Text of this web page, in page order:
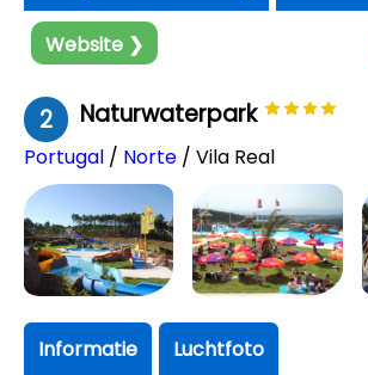
Website ❯
2 Naturwaterpark
Portugal / Norte / Vila Real
Informatie Luchtfoto